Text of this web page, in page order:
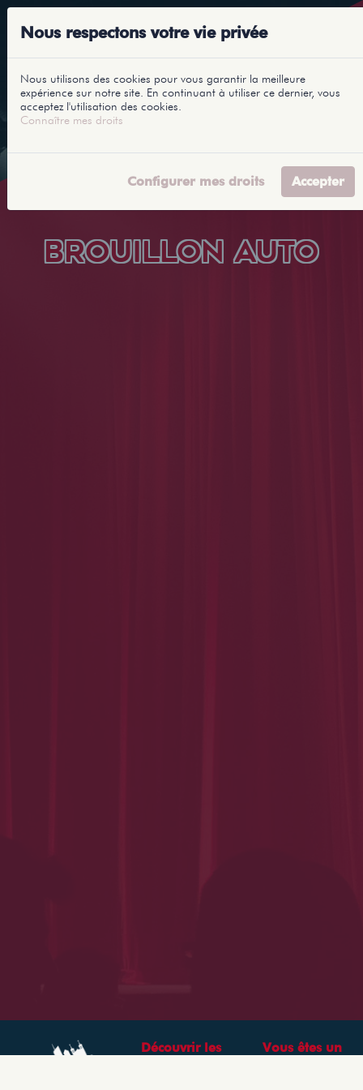
BROUILLON AUTO
Découvrir les
Vous êtes un
Nous respectons votre vie privée
Nous utilisons des cookies pour vous garantir la meilleure
expérience sur notre site. En continuant à utiliser ce dernier, vous
acceptez l'utilisation des cookies.
Connaître mes droits
Configurer mes droits Accepter